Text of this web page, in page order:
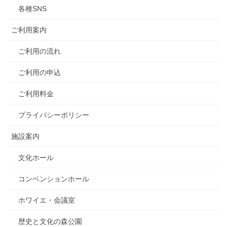
各種SNS
ご利用案内
ご利用の流れ
ご利用の申込
ご利用料金
プライバシーポリシー
施設案内
文化ホール
コンベンションホール
ホワイエ・会議室
歴史と文化の森公園